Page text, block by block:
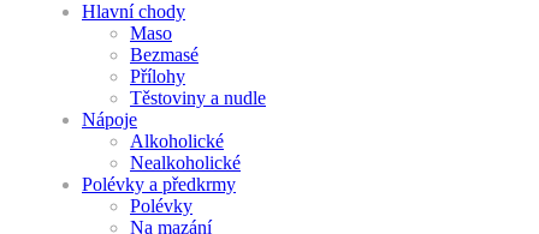
Hlavní chody
Maso
Bezmasé
Přílohy
Těstoviny a nudle
Nápoje
Alkoholické
Nealkoholické
Polévky a předkrmy
Polévky
Na mazání